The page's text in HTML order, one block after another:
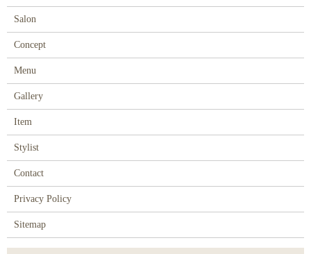
Salon
Concept
Menu
Gallery
Item
Stylist
Contact
Privacy Policy
Sitemap